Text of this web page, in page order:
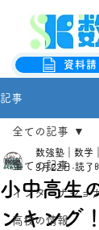
オンライン数
資料
記事
全ての記事
インターナショ
高校の情報
全ての記事
小中高生
ンキング
数強塾｜数学
3月22日 読了